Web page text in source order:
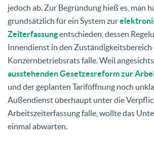
jedoch ab. Zur Begründung hieß es, man
grundsätzlich für ein System zur
Zeiterfassungentschieden, dessen
Innendienst in den Zuständigkeitsbereich
Konzernbetriebsrats falle. Weil angesichts
ausstehenden Gesetzesreform zur
und der geplanten Tariföffnung noch
Außendienst überhaupt unter die
Arbeitszeiterfassung falle, wollte das
einmal abwarten.